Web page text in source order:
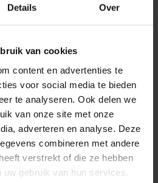
Details Over
van cookies
content en advertenties te
voor social media te bieden
te analyseren. Ook delen we
van onze site met onze
adverteren en analyse. Deze
combineren met andere
verstrekt of die ze hebben
gebruik van hun services.